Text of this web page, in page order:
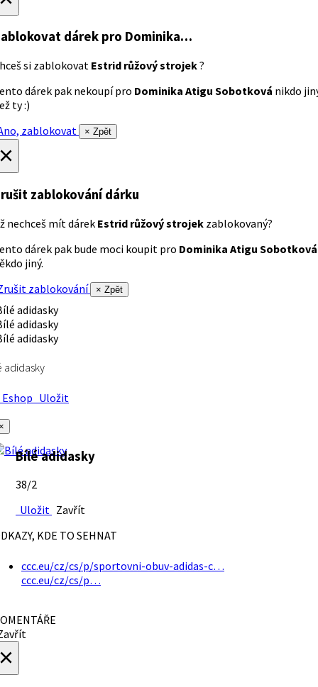
dárek pro Dominika…
si zablokovat Estrid růžový strojek?
dárek pak nekoupí pro Dominika Atigu Sobotková nikdo
ty :)
zablokovat
× Zpět
zablokování dárku
nechceš mít dárek Estrid růžový strojek zablokovaný?
dárek pak bude moci koupit pro Dominika Atigu Sobotková
jiný.
zablokování
× Zpět
adidasky
Uložit
Bílé adidasky
38/2
Uložit Zavřít
KDE TO SEHNAT
ccc.eu/cz/cs/p/sportovni-obuv-adidas-c…
ccc.eu/cz/cs/p…